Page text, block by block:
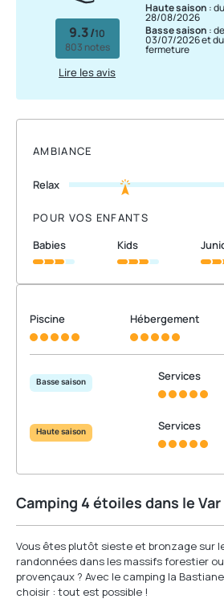
9.3/10
803 notes
Lire les avis
Haute saison :
28/08/2026
Basse saison :
03/07/2026 et
fermeture
AMBIANCE
Relax
POUR VOS ENFANTS
babies
kids
Piscine Hébergement
Basse saison Services
Haute saison Services
Camping 4 étoiles dans le Var
Vous êtes plutôt sieste et bronzage sur
randonnées dans les massifs forestier
provençaux ? Avec le camping la
choisir : tout est possible !